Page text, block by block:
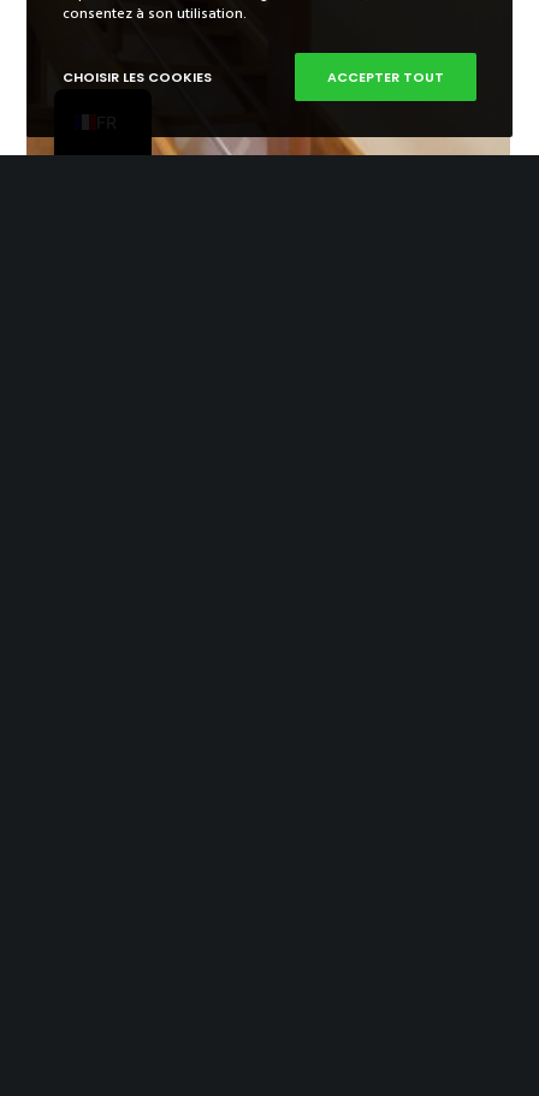
consentez à son utilisation.
CHOISIR LES COOKIES ACCEPTER TOUT
FR
PT